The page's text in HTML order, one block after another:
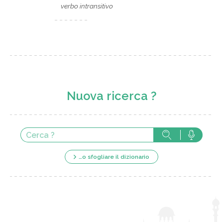
verbo intransitivo
Nuova ricerca ?
…o sfogliare il dizionario